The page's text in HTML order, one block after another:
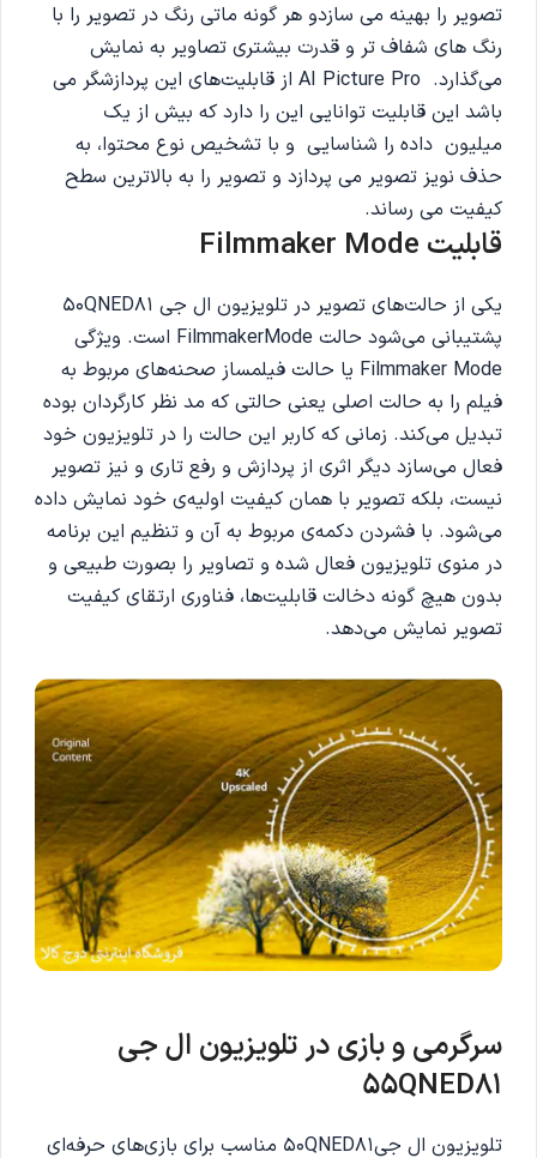
تصویر را بهینه می سازدو هر گونه ماتی رنگ در تصویر را با
رنگ های شفاف تر و قدرت بیشتری تصاویر به نمایش
می‌گذارد. AI Picture Pro از قابلیت‌های این پردازشگر می
باشد‌ این قابلیت توانایی این را دارد که بیش از یک
میلیون داده را شناسایی و با تشخیص نوع محتوا، به
حذف نویز تصویر می پردازد و تصویر را به بالاترین سطح
کیفیت می رساند.
قابلیت Filmmaker Mode
پشتیبانی می‌شود حالت FilmmakerMode است. ویژگی
Filmmaker Mode یا حالت فیلمساز صحنه‌های مربوط به
فیلم را به حالت اصلی یعنی حالتی که مد نظر کارگردان بوده
تبدیل می‌کند. زمانی که کاربر این حالت را در تلویزیون خود
فعال می‌سازد دیگر اثری از پردازش و رفع تاری و نیز تصویر
نیست، بلکه تصویر با همان کیفیت اولیه‌ی خود نمایش داده
می‌شود. با فشردن دکمه‌ی مربوط به آن و تنظیم این برنامه
در منوی تلویزیون فعال شده و تصاویر را بصورت طبیعی و
بدون هیچ گونه دخالت قابلیت‌ها، فناوری ارتقای کیفیت
تصویر نمایش می‌دهد.
سرگرمی و بازی در تلویزیون ال جی
55QNED81
تلویزیون ال جی50QNED81 مناسب برای بازی‌های حرفه‌ای